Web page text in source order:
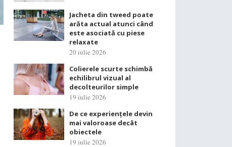
Jacheta din tweed poate
arăta actual atunci când
este asociată cu piese
relaxate
20 iulie 2026
Colierele scurte schimbă
echilibrul vizual al
decolteurilor simple
19 iulie 2026
De ce experiențele devin
mai valoroase decât
obiectele
19 iulie 2026